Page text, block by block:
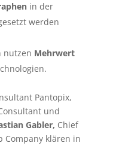
in der
werden
nutzen Mehrwert
Pantopix,
und
Gabler, Chief
Company klären in